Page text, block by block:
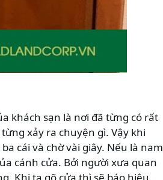
khách sạn là nơi đã từng có rất
xảy ra chuyện gì. Vậy khi
cái và chờ vài giây. Nếu là nam
cánh cửa. Bởi người xưa quan